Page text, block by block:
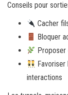
Conseils pour
Cacher
Bloquer
Proposer
Favoriser
interactions